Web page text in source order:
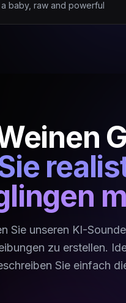
baby, raw and powerful
Sie unseren KI-
zu erstellen.
Sie einfach